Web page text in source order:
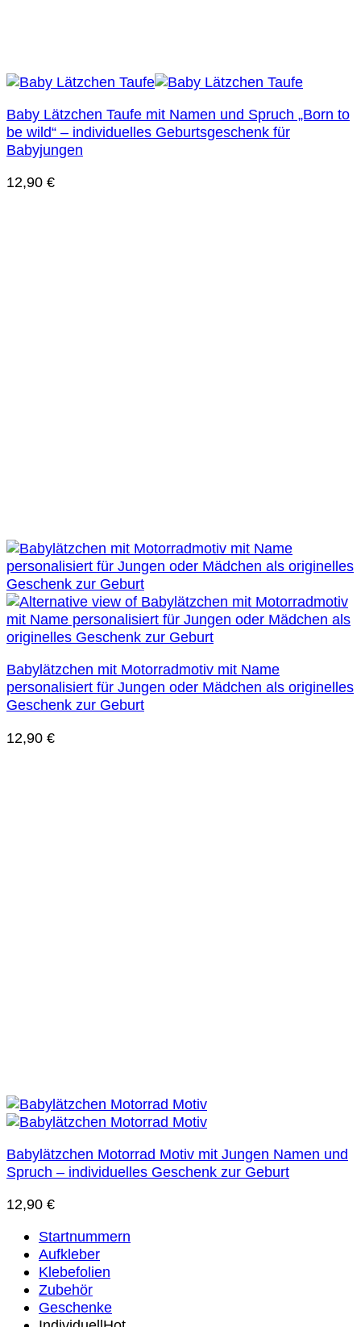
Baby Lätzchen Taufe mit Namen und Spruch „Born to
be wild“ – individuelles Geburtsgeschenk für
Babyjungen
12,90 €
Babylätzchen mit Motorradmotiv mit Name
personalisiert für Jungen oder Mädchen als originelles
Geschenk zur Geburt
12,90 €
Babylätzchen Motorrad Motiv mit Jungen Namen und
Spruch – individuelles Geschenk zur Geburt
12,90 €
Startnummern
Aufkleber
Klebefolien
Zubehör
Geschenke